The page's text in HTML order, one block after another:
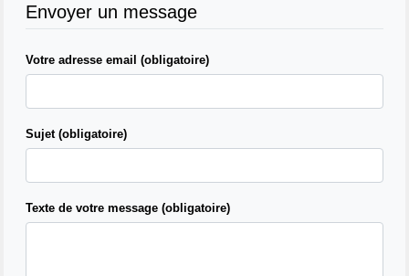
Envoyer un message
Votre adresse email (obligatoire)
Sujet (obligatoire)
Texte de votre message (obligatoire)